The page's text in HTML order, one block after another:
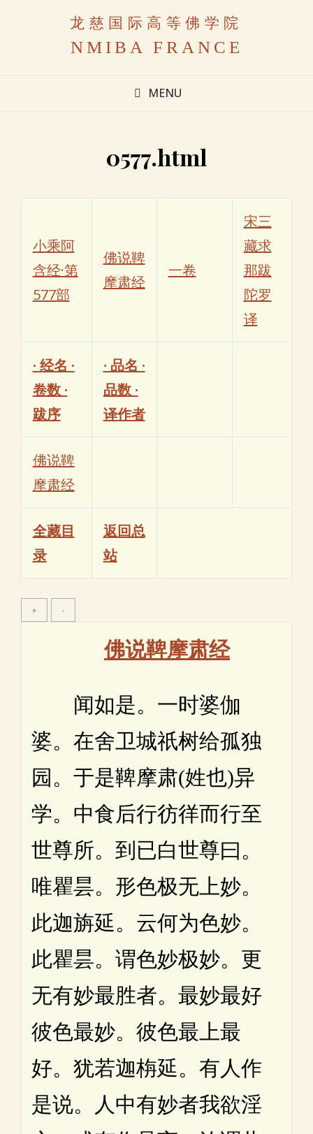
龙慈国际高等佛学院
NMIBA FRANCE
MENU
0577.html
小乘阿
含经·第
577部
佛说鞞
摩肃经
一卷
宋三
藏求
那跋
陀罗
译
· 经名 ·
卷数 ·
跋序
· 品名 ·
品数 ·
译作者
佛说鞞
摩肃经
全藏目
录
返回总
站
佛说鞞摩肃经
闻如是。一时婆伽
婆。在舍卫城祇树给孤独
园。于是鞞摩肃(姓也)异
学。中食后行彷徉而行至
世尊所。到已白世尊曰。
唯瞿昙。形色极无上妙。
此迦旃延。云何为色妙。
此瞿昙。谓色妙极妙。更
无有妙最胜者。最妙最好
彼色最妙。彼色最上最
好。犹若迦栴延。有人作
是说。人中有妙者我欲淫